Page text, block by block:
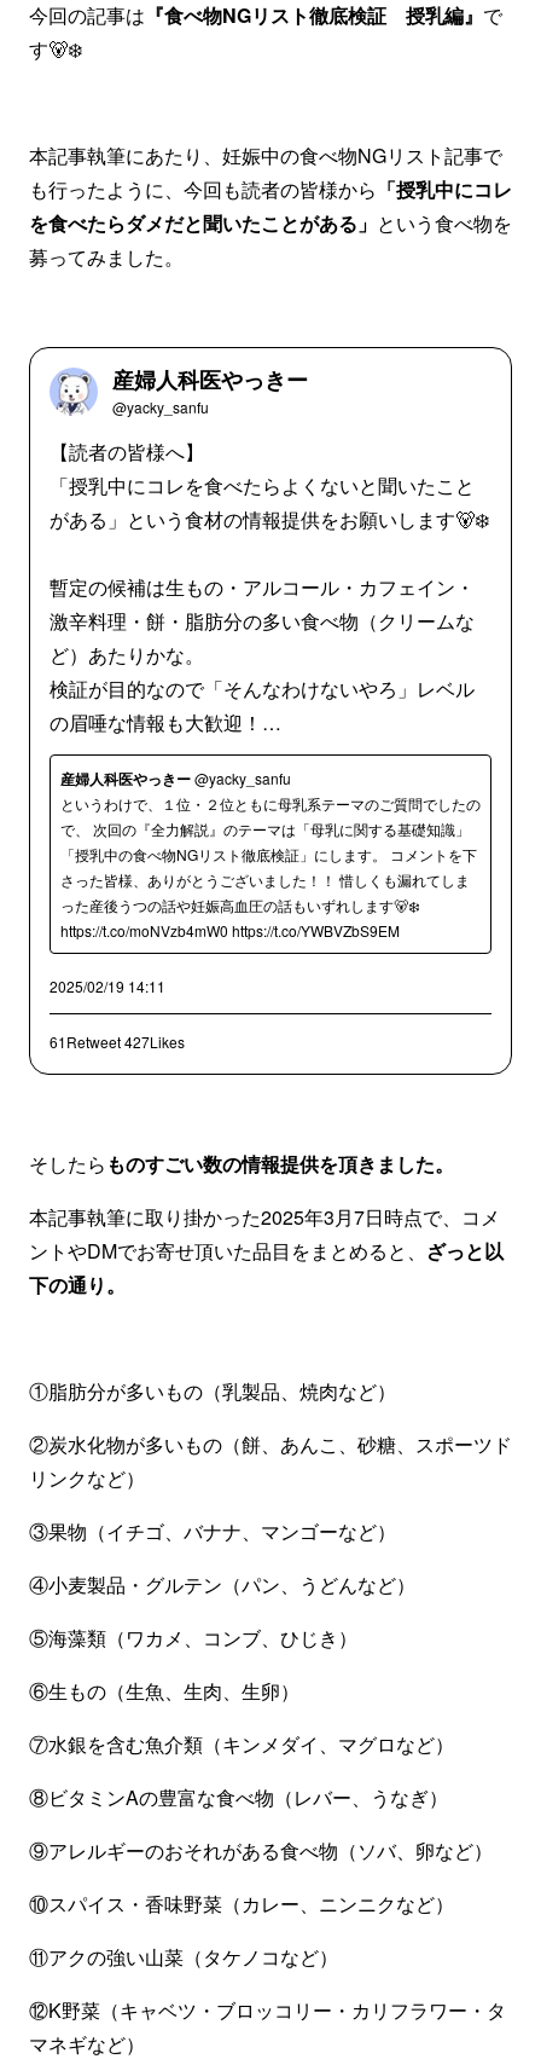
今回の記事は 『食べ物NGリスト徹底検証 授乳編』 で
す🐻‍❄️
本記事執筆にあたり、妊娠中の食べ物NGリスト記事で
も行ったように、今回も読者の皆様から 「授乳中にコレ
を食べたらダメだと聞いたことがある」 という食べ物を
募ってみました。
産婦人科医やっきー
@yacky_sanfu
【読者の皆様へ】
「授乳中にコレを食べたらよくないと聞いたこと
がある」という食材の情報提供をお願いします🐻‍❄️
暫定の候補は生もの・アルコール・カフェイン・
激辛料理・餅・脂肪分の多い食べ物（クリームな
ど）あたりかな。
検証が目的なので「そんなわけないやろ」レベル
の眉唾な情報も大歓迎！…
産婦人科医やっきー@yacky_sanfu
というわけで、１位・２位ともに母乳系テーマのご質問でしたの
で、 次回の『全力解説』のテーマは「母乳に関する基礎知識」
「授乳中の食べ物NGリスト徹底検証」にします。 コメントを下
さった皆様、ありがとうございました！！ 惜しくも漏れてしま
った産後うつの話や妊娠高血圧の話もいずれします🐻‍❄️
https://t.co/moNVzb4mW0 https://t.co/YWBVZbS9EM
2025/02/19 14:11
61Retweet427Likes
そしたら ものすごい数の情報提供を頂きました。
本記事執筆に取り掛かった2025年3月7日時点で、コメ
ントやDMでお寄せ頂いた品目をまとめると、 ざっと以
下の通り。
①脂肪分が多いもの（乳製品、焼肉など）
②炭水化物が多いもの（餅、あんこ、砂糖、スポーツド
リンクなど）
③果物（イチゴ、バナナ、マンゴーなど）
④小麦製品・グルテン（パン、うどんなど）
⑤海藻類（ワカメ、コンブ、ひじき）
⑥生もの（生魚、生肉、生卵）
⑦水銀を含む魚介類（キンメダイ、マグロなど）
⑧ビタミンAの豊富な食べ物（レバー、うなぎ）
⑨アレルギーのおそれがある食べ物（ソバ、卵など）
⑩スパイス・香味野菜（カレー、ニンニクなど）
⑪アクの強い山菜（タケノコなど）
⑫K野菜（キャベツ・ブロッコリー・カリフラワー・タ
マネギなど）